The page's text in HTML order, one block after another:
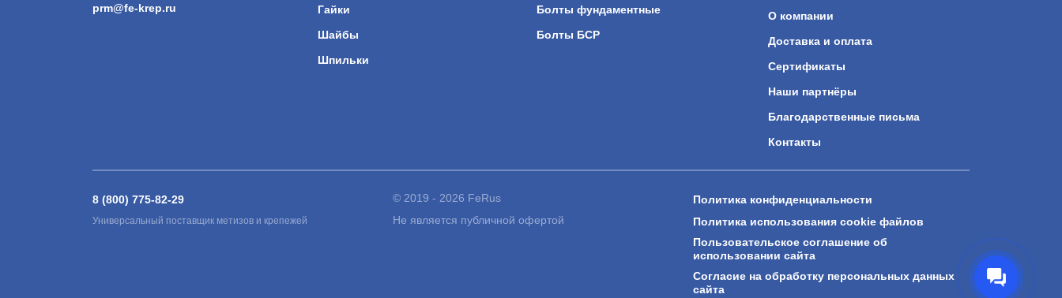
prm@fe-krep.ru
Гайки
Шайбы
Шпильки
Болты фундаментные
Болты БСР
О компании
Доставка и оплата
Сертификаты
Наши партнёры
Благодарственные письма
Контакты
8 (800) 775-82-29
Универсальный поставщик метизов и крепежей
© 2019 - 2026 FeRus
Не является публичной офертой
Политика конфиденциальности
Политика использования cookie файлов
Пользовательское соглашение об
использовании сайта
Согласие на обработку персональных данных
сайта